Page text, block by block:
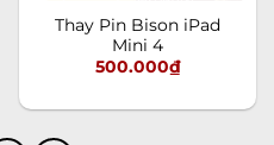
Thay Pin Bison iPad
Mini 4
500.000₫